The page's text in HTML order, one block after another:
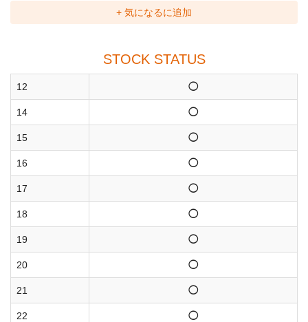
+ 気になるに追加
STOCK STATUS
12 ◯
14 ◯
15 ◯
16 ◯
17 ◯
18 ◯
19 ◯
20 ◯
21 ◯
22 ◯